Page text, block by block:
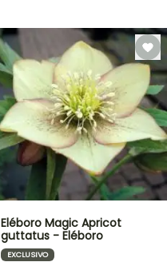
Eléboro Magic Apricot
guttatus - Eléboro
EXCLUSIVO